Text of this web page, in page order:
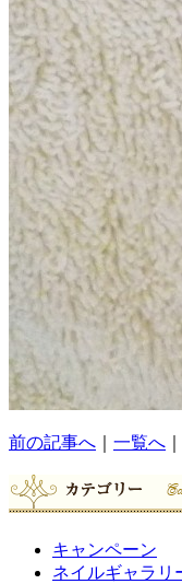
前の記事へ 一覧へ
キャンペーン
ネイルギャラリ